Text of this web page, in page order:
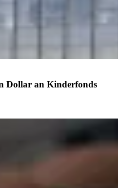
Dollar an Kinderfonds